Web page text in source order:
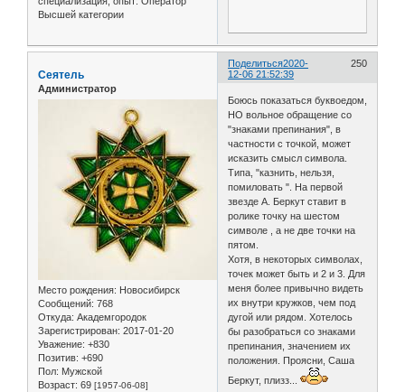
Высшей категории
Поделиться 250
2020-
12-06 21:52:39
Сеятель
Администратор
Место рождения: Новосибирск
Сообщений: 768
Откуда: Академгородок
Зарегистрирован: 2017-01-20
Уважение: +830
Позитив: +690
Пол: Мужской
Возраст: 69 [1957-06-08]
Боюсь показаться буквоедом,
НО вольное обращение со
"знаками препинания", в
частности с точкой, может
исказить смысл символа.
Типа, "казнить, нельзя,
помиловать ". На первой
звезде А. Беркут ставит в
ролике точку на шестом
символе , а не две точки на
пятом.
Хотя, в некоторых символах,
точек может быть и 2 и 3. Для
меня более привычно видеть
их внутри кружков, чем под
дугой или рядом. Хотелось
бы разобраться со знаками
препинания, значением их
положения. Проясни, Саша
Беркут, плизз...